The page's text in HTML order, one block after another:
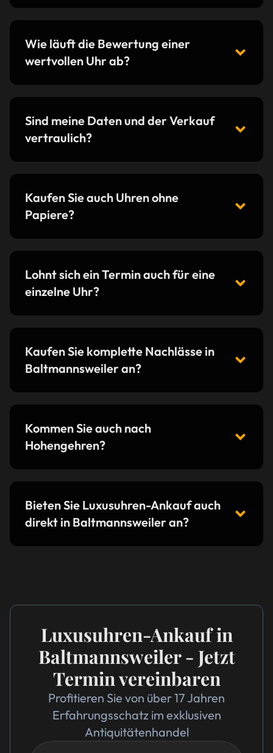
Wie läuft die Bewertung einer
wertvollen Uhr ab?
Sind meine Daten und der Verkauf
vertraulich?
Kaufen Sie auch Uhren ohne
Papiere?
Lohnt sich ein Termin auch für eine
einzelne Uhr?
Kaufen Sie komplette Nachlässe in
Baltmannsweiler an?
Kommen Sie auch nach
Hohengehren?
Bieten Sie Luxusuhren-Ankauf auch
direkt in Baltmannsweiler an?
Luxusuhren-Ankauf in
Baltmannsweiler - Jetzt
Termin vereinbaren
Profitieren Sie von über 17 Jahren
Erfahrungsschatz im exklusiven
Antiquitätenhandel